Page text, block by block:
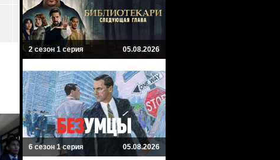
2 сезон 1 серия 05.08.2026
6 сезон 1 серия 05.08.2026